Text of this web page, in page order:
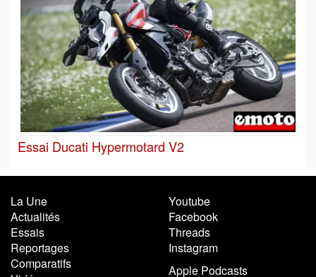
Essai Ducati Hypermotard V2
La Une
Actualités
Essais
Reportages
Comparatifs
Youtube
Facebook
Threads
Instagram
Apple Podcasts